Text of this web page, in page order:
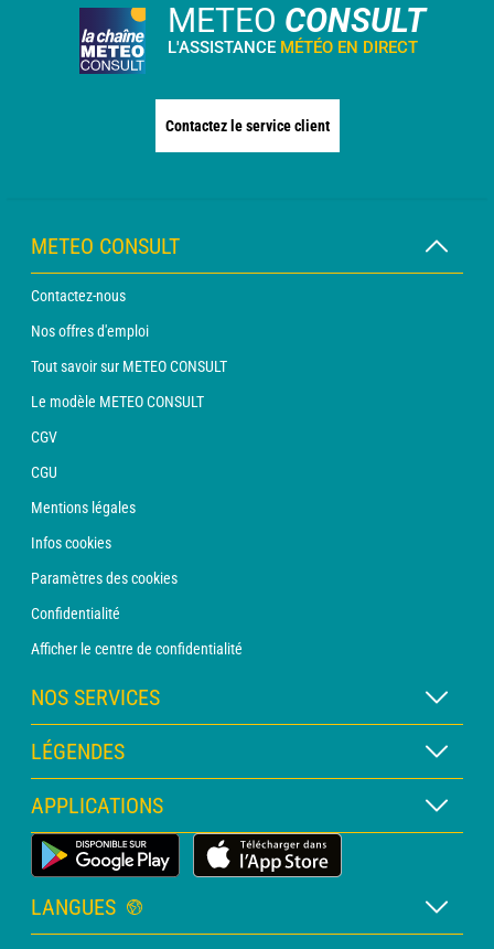
METEO CONSULT
L'ASSISTANCE MÉTÉO EN DIRECT
Contactez le service client
METEO CONSULT
Contactez-nous
Nos offres d'emploi
Tout savoir sur METEO CONSULT
Le modèle METEO CONSULT
CGV
CGU
Mentions légales
Infos cookies
Paramètres des cookies
Confidentialité
Afficher le centre de confidentialité
NOS SERVICES
Abonnement METEO Xpert
Abonnement METEO PRO
Consultation avec un prévisionniste
Bulletin PRO
LÉGENDES
Légende des cartes
Légende des pictogrammes
Glossaire
APPLICATIONS
Application Météo Terrestre
LANGUES